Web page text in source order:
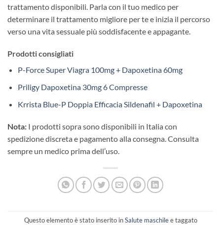
trattamento disponibili. Parla con il tuo medico per
determinare il trattamento migliore per te e inizia il percorso
verso una vita sessuale più soddisfacente e appagante.
Prodotti consigliati
P-Force Super Viagra 100mg + Dapoxetina 60mg
Priligy Dapoxetina 30mg 6 Compresse
Krrista Blue-P Doppia Efficacia Sildenafil + Dapoxetina
Nota: I prodotti sopra sono disponibili in Italia con
spedizione discreta e pagamento alla consegna. Consulta
sempre un medico prima dell’uso.
Questo elemento è stato inserito inSalute maschilee taggato